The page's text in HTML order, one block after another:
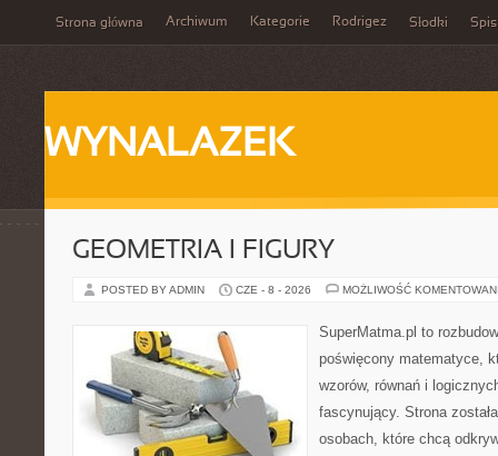
Strona główna Archiwum Kategorie Rodrigez Słodki Spis
WYNALAZEK
GEOMETRIA I FIGURY
POSTED BY ADMIN CZE - 8 - 2026 MOŻLIWOŚĆ
SuperMatma.pl to
poświęcony matematyce,
wzorów, równań i
fascynujący. Strona
osobach, które chcą